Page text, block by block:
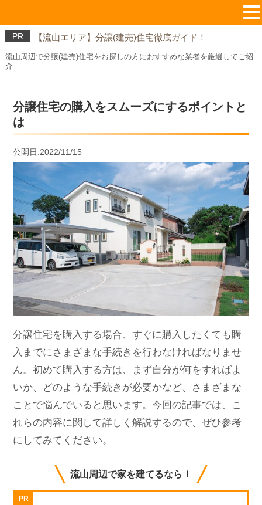
PR 【流山エリア】分譲(建売)住宅徹底ガイド！
流山周辺で分譲(建売)住宅をお探しの方におすすめな業者を厳選してご紹
介
分譲住宅の購入をスムーズにするポイントと
は
公開日:2022/11/15
分譲住宅を購入する場合、すぐに購入したくても購
入までにさまざまな手続きを行わなければなりませ
ん。初めて購入する方は、まず自分が何をすればよ
いか、どのような手続きが必要かなど、さまざまな
ことで悩んでいると思います。今回の記事では、こ
れらの内容に関して詳しく解説するので、ぜひ参考
にしてみてください。
流山周辺で家を建てるなら！